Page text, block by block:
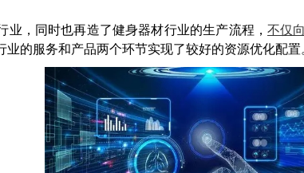
业，同时也再造了健身器材行业的生产流程，不仅
的服务和产品两个环节实现了较好的资源优化配置